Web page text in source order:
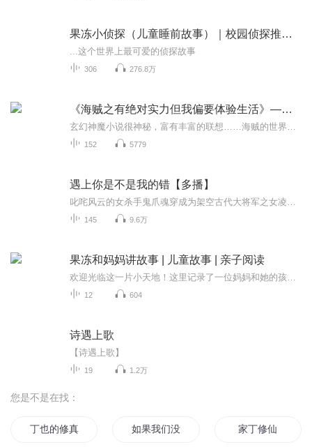
果冻小侦探（儿童睡前故事）｜校园侦探推理｜爆笑
...这个世界上最可爱的侦探故事
306 276.8万
《海贼之有绝对实力但我偏要体验生活》—（果冻）
152 5779
遇上你是不是我的错【多播】
145 9.6万
果冻和妈妈讲故事 | 儿童故事 | 亲子阅读
12 604
诗遇上歌
【诗遇上歌】
19 1.2万
您是不是在找：
丁也的修真生活 如果我们没有相遇 家丁修仙